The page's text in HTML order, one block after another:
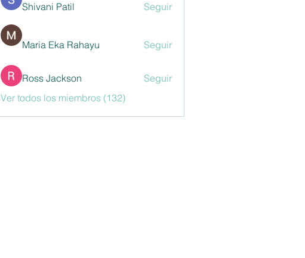
Shivani Patil Seguir
Maria Eka Rahayu Seguir
Ross Jackson
Seguir
Ver todos los miembros (132)